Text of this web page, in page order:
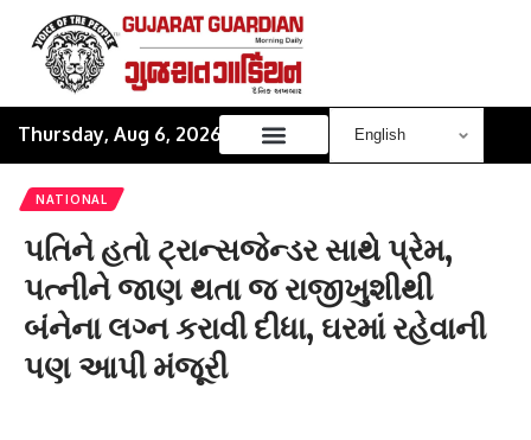
Thursday, Aug 6, 2026
NATIONAL
પતિને હતો ટ્રાન્સજેન્ડર સાથે પ્રેમ,
પત્નીને જાણ થતા જ રાજીખુશીથી
બંનેના લગ્ન કરાવી દીધા, ઘરમાં રહેવાની
પણ આપી મંજૂરી